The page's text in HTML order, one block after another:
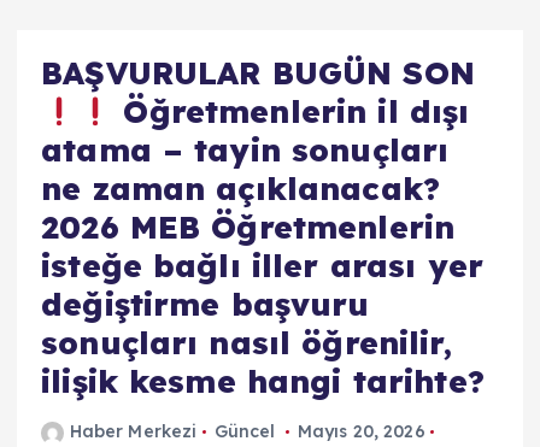
BAŞVURULAR BUGÜN SON
Öğretmenlerin il dışı
atama – tayin sonuçları
ne zaman açıklanacak?
2026 MEB Öğretmenlerin
isteğe bağlı iller arası yer
değiştirme başvuru
sonuçları nasıl öğrenilir,
ilişik kesme hangi tarihte?
Haber Merkezi Güncel
Mayıs 20, 2026